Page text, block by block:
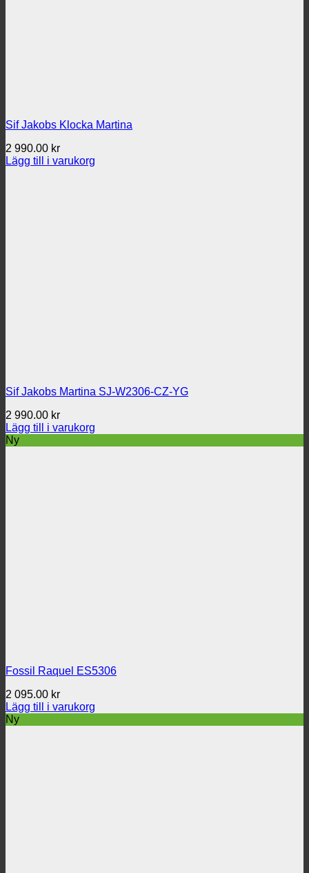
Sif Jakobs Klocka Martina
2 990.00 kr
Lägg till i varukorg
Sif Jakobs Martina SJ-W2306-CZ-YG
2 990.00 kr
Lägg till i varukorg
Ny
Fossil Raquel ES5306
2 095.00 kr
Lägg till i varukorg
Ny